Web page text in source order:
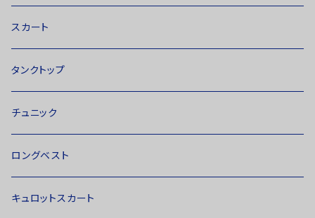
スカート
タンクトップ
チュニック
ロングベスト
キュロットスカート